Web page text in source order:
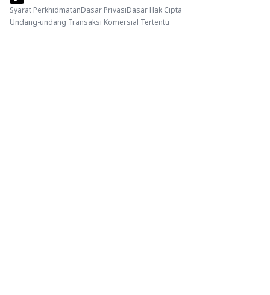
Syarat PerkhidmatanDasar PrivasiDasar Hak Cipta
Undang-undang Transaksi Komersial Tertentu